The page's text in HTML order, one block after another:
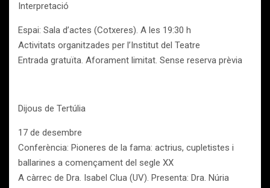
Interpretació
Espai: Sala d’actes (Cotxeres). A les 19:30 h
Activitats organitzades per l’Institut del Teatre
Entrada gratuïta. Aforament limitat. Sense reserva prèvia
Dijous de Tertúlia
17 de desembre
Conferència: Pioneres de la fama: actrius, cupletistes i
ballarines a començament del segle XX
A càrrec de Dra. Isabel Clua (UV). Presenta: Dra. Núria